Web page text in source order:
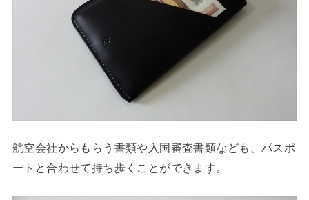
航空会社からもらう書類や入国審査書類なども、パスポ
ートと合わせて持ち歩くことができます。